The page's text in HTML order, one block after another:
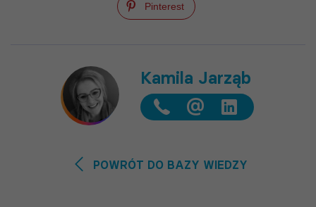
Pinterest
Kamila Jarząb
@
POWRÓT DO BAZY WIEDZY